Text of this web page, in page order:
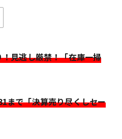
見逃し厳禁！「在庫一掃
まで「決算売り尽くしセー